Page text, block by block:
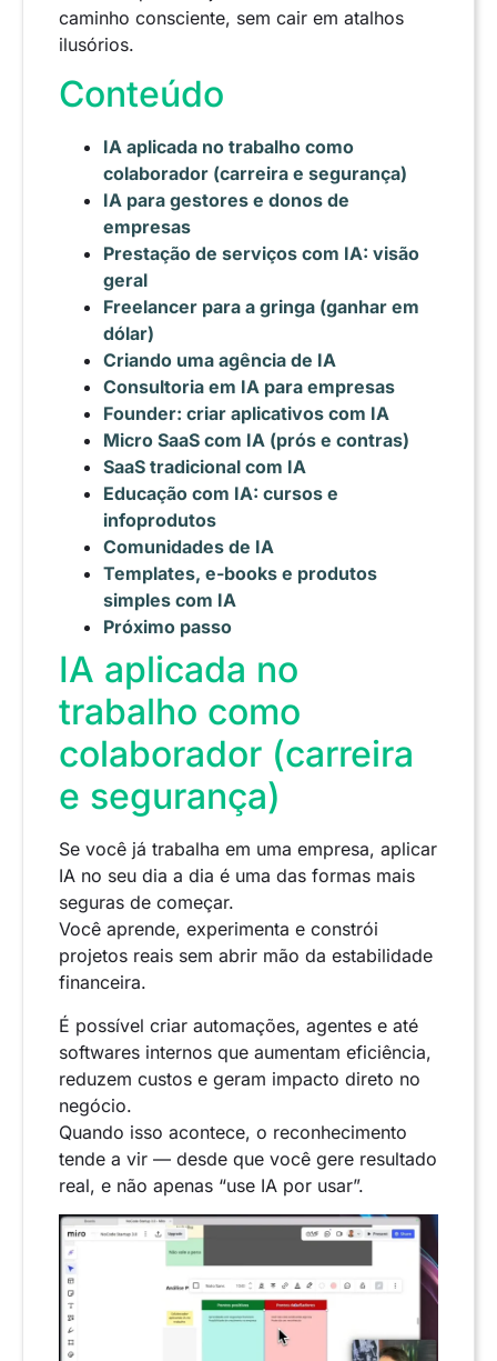
caminho consciente, sem cair em atalhos
ilusórios.
Conteúdo
IA aplicada no trabalho como
colaborador (carreira e segurança)
IA para gestores e donos de
empresas
Prestação de serviços com IA: visão
geral
Freelancer para a gringa (ganhar em
dólar)
Criando uma agência de IA
Consultoria em IA para empresas
Founder: criar aplicativos com IA
Micro SaaS com IA (prós e contras)
SaaS tradicional com IA
Educação com IA: cursos e
infoprodutos
Comunidades de IA
Templates, e-books e produtos
simples com IA
Próximo passo
IA aplicada no
trabalho como
colaborador (carreira
e segurança)
Se você já trabalha em uma empresa, aplicar
IA no seu dia a dia é uma das formas mais
seguras de começar.
Você aprende, experimenta e constrói
projetos reais sem abrir mão da estabilidade
financeira.
É possível criar automações, agentes e até
softwares internos que aumentam eficiência,
reduzem custos e geram impacto direto no
negócio.
Quando isso acontece, o reconhecimento
tende a vir — desde que você gere resultado
real, e não apenas “use IA por usar”.